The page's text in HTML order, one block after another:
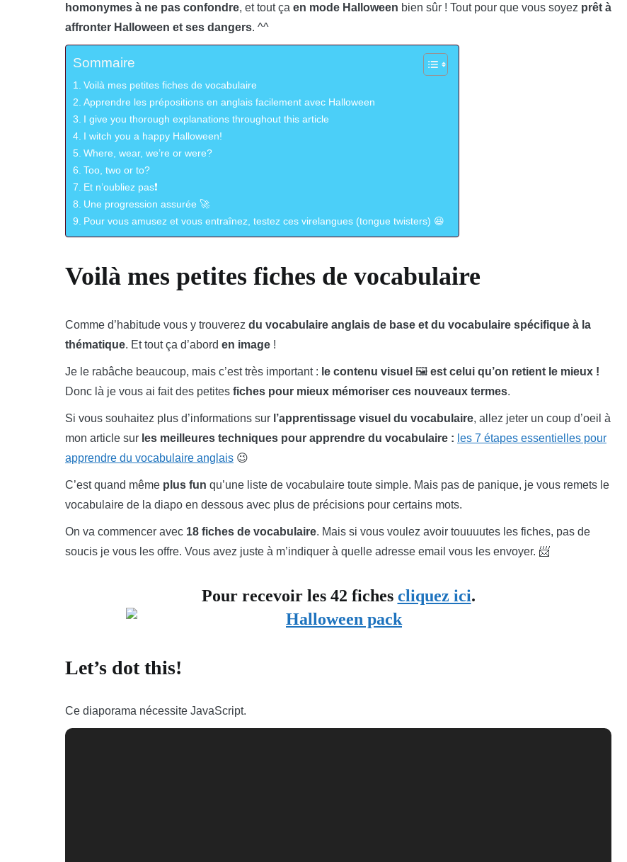
homonymes à ne pas confondre, et tout ça en mode Halloween bien sûr ! Tout pour que vous soyez prêt à
affronter Halloween et ses dangers. ^^
Sommaire
Voilà mes petites fiches de vocabulaire
Apprendre les prépositions en anglais facilement avec Halloween
I give you thorough explanations throughout this article
I witch you a happy Halloween!
Where, wear, we’re or were?
Too, two or to?
Et n’oubliez pas❗
Une progression assurée 🚀
Pour vous amusez et vous entraînez, testez ces virelangues (tongue twisters) 😆
Voilà mes petites fiches de vocabulaire
Comme d’habitude vous y trouverez du vocabulaire anglais de base et du vocabulaire spécifique à la
thématique. Et tout ça d’abord en image !
Je le rabâche beaucoup, mais c’est très important : le contenu visuel 🖼️ est celui qu’on retient le mieux !
Donc là je vous ai fait des petites fiches pour mieux mémoriser ces nouveaux termes.
Si vous souhaitez plus d’informations sur l’apprentissage visuel du vocabulaire, allez jeter un coup d’oeil à
mon article sur les meilleures techniques pour apprendre du vocabulaire : les 7 étapes essentielles pour
apprendre du vocabulaire anglais 😉
C’est quand même plus fun qu’une liste de vocabulaire toute simple. Mais pas de panique, je vous remets le
vocabulaire de la diapo en dessous avec plus de précisions pour certains mots.
On va commencer avec 18 fiches de vocabulaire. Mais si vous voulez avoir touuuutes les fiches, pas de
soucis je vous les offre. Vous avez juste à m’indiquer à quelle adresse email vous les envoyer. 📨
Pour recevoir les 42 fiches cliquez ici.
Let’s dot this!
Ce diaporama nécessite JavaScript.